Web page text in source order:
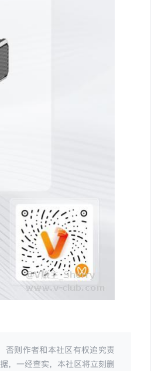
否则作者和本社区有权追究责
，一经查实，本社区将立刻删